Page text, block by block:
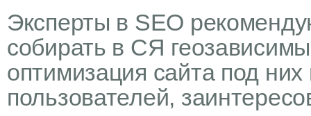
Эксперты в SEO
собирать в СЯ
оптимизация сайта под
пользователей,